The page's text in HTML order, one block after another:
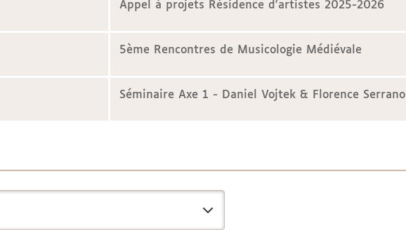
Appel à projets Résidence d'artistes 2025-2026
5ème Rencontres de Musicologie Médiévale
Séminaire Axe 1 - Daniel Vojtek & Florence Serrano